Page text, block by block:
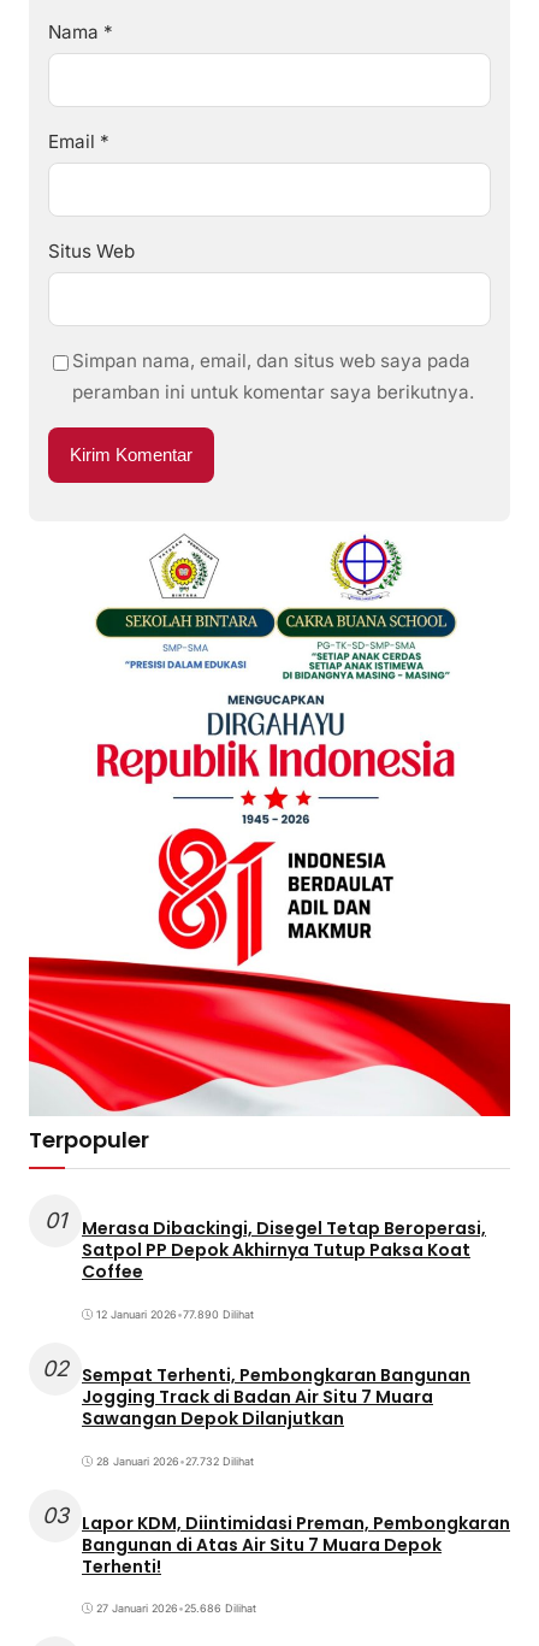
Nama *
Email *
Situs Web
Simpan nama, email, dan situs web saya pada
peramban ini untuk komentar saya berikutnya.
Terpopuler
01
Merasa Dibackingi, Disegel Tetap Beroperasi,
Satpol PP Depok Akhirnya Tutup Paksa Koat
Coffee
12 Januari 2026•77.890 Dilihat
02 Sempat Terhenti, Pembongkaran Bangunan
Jogging Track di Badan Air Situ 7 Muara
Sawangan Depok Dilanjutkan
28 Januari 2026•27.732 Dilihat
03 Lapor KDM, Diintimidasi Preman, Pembongkaran
Bangunan di Atas Air Situ 7 Muara Depok
Terhenti!
27 Januari 2026•25.686 Dilihat